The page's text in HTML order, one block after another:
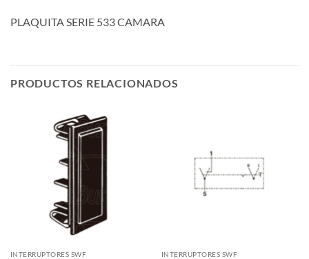
PLAQUITA SERIE 533 CAMARA
PRODUCTOS RELACIONADOS
INTERRUPTORES SWF INTERRUPTORES SWF